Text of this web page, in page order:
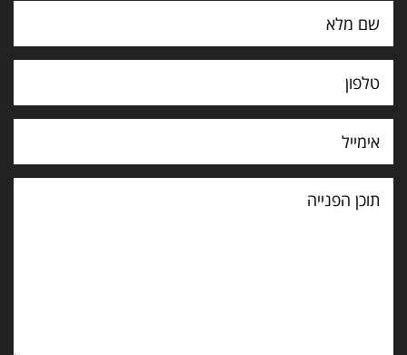
תוכן
הפנייה